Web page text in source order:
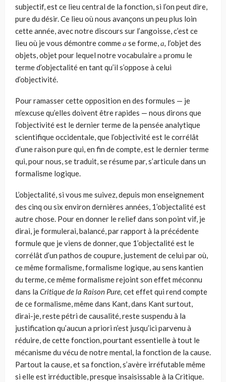
subjectif, est ce lieu central de la fonction, si l’on peut dire,
pure du désir. Ce lieu où nous avançons un peu plus loin
cette année, avec notre discours sur l’angoisse, c’est ce
lieu où je vous démontre commeа se forme,а, l’objet des
objets, objet pour lequel notre vocabulaire а promu le
terme d’objectalité en tant qu’il s’oppose à celui
d’objectivité.
Pour ramasser cette opposition en des formules — je
m’excuse qu’elles doivent être rapides — nous dirons que
l’objectivité est le dernier terme de la pensée analytique
scientifique occidentale, que l’objectivité est le corrélât
d’une raison pure qui, en fin de compte, est le dernier terme
qui, pour nous, se traduit, se résume par, s’articule dans un
formalisme logique.
L’objectalité, si vous me suivez, depuis mon enseignement
des cinq ou six environ dernières années, 1’objectalité est
autre chose. Pour en donner le relief dans son point vif, je
dirai, je formulerai, balancé, par rapport à la pré­cédente
formule que je viens de donner, que 1’objectalité est le
corrélât d’un pathos de coupure, justement de celui par où,
ce même formalisme, forma­lisme logique, au sens kantien
du terme, ce même formalisme rejoint son effet méconnu
dans la Critique de la Raison Pure, cet effet qui rend comp­te
de ce formalisme, même dans Kant, dans Kant surtout,
dirai-je, reste pétri de causalité, reste suspendu à la
justification qu’aucun a priori n’est jus­qu’ici parvenu à
réduire, de cette fonction, pourtant essentielle à tout le
mécanisme du vécu de notre mental, la fonction de la cause.
Partout la cause, et sa fonction, s’avère irréfutable même
si elle est irréductible, presque insaisissable à la Critique.